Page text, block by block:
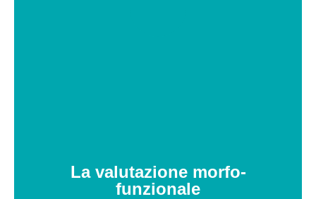
La valutazione morfo-
funzionale